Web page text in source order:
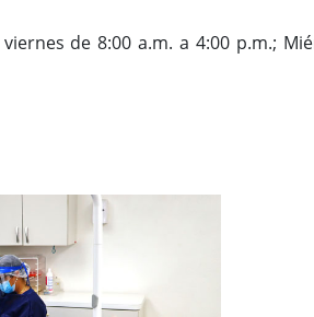
de 8:00 a.m. a 4:00 p.m.;